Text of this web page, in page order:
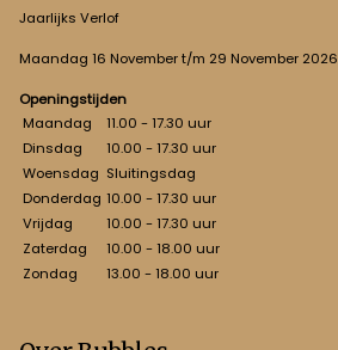
Jaarlijks Verlof
Maandag 16 November t/m 29 November 2026
Openingstijden
Maandag
11.00 - 17.30 uur
Dinsdag
10.00 - 17.30 uur
Woensdag Sluitingsdag
Donderdag 10.00 - 17.30 uur
Vrijdag
10.00 - 17.30 uur
Zaterdag
10.00 - 18.00 uur
Zondag
13.00 - 18.00 uur